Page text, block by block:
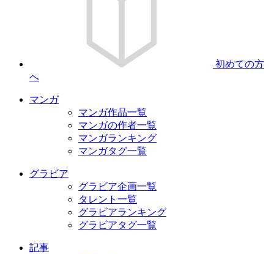
初めての方
へ
マンガ
マンガ作品一覧
マンガの作者一覧
マンガランキング
マンガタグ一覧
グラビア
グラビア企画一覧
タレント一覧
グラビアランキング
グラビアタグ一覧
記事